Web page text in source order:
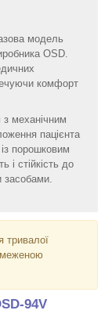
модель
OSD.
комфорт
з механічним
пацієнта
порошковим
і стійкість до
засобами.
тривалої
94V